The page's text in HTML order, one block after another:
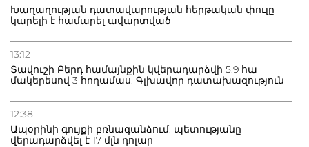
Խաղաղության դատավարության հերթական փուլը
կարելի է համարել ավարտված
13:12
Տավուշի Բերդ համայնքին կվերադարձվի 5.9 հա
մակերեսով 3 հողամաս. Գլխավոր դատախազություն
12:38
Ապօրինի գույքի բռնագանձում. պետությանը
վերադարձվել է 17 մլն դոլար